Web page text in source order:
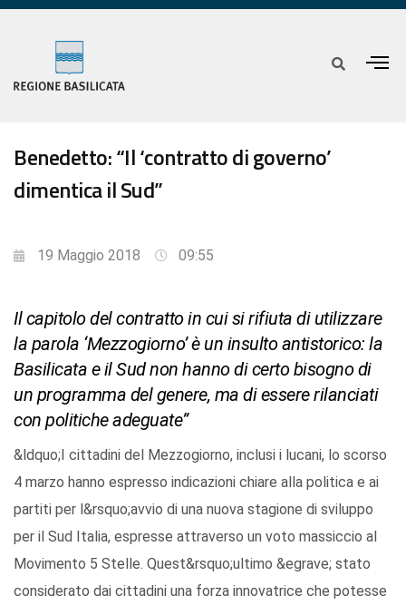
Benedetto: “Il ‘contratto di governo’
dimentica il Sud”
19 Maggio 2018 09:55
Il capitolo del contratto in cui si rifiuta di utilizzare
la parola ‘Mezzogiorno’ è un insulto antistorico: la
Basilicata e il Sud non hanno di certo bisogno di
un programma del genere, ma di essere rilanciati
con politiche adeguate”
&ldquo;I cittadini del Mezzogiorno, inclusi i lucani, lo scorso
4 marzo hanno espresso indicazioni chiare alla politica e ai
partiti per l&rsquo;avvio di una nuova stagione di sviluppo
per il Sud Italia, espresse attraverso un voto massiccio al
Movimento 5 Stelle. Quest&rsquo;ultimo &egrave; stato
considerato dai cittadini una forza innovatrice che potesse